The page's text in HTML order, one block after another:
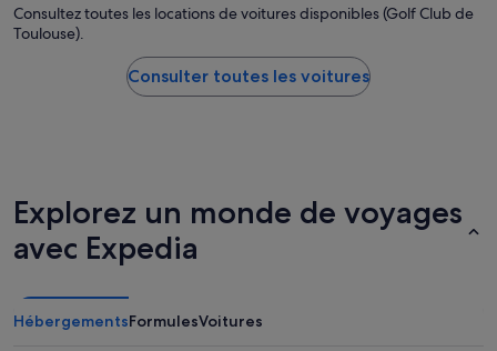
Consultez toutes les locations de voitures disponibles (Golf Club de
Toulouse).
Consulter toutes les voitures
Explorez un monde de voyages
avec Expedia
HébergementsFormulesVoitures